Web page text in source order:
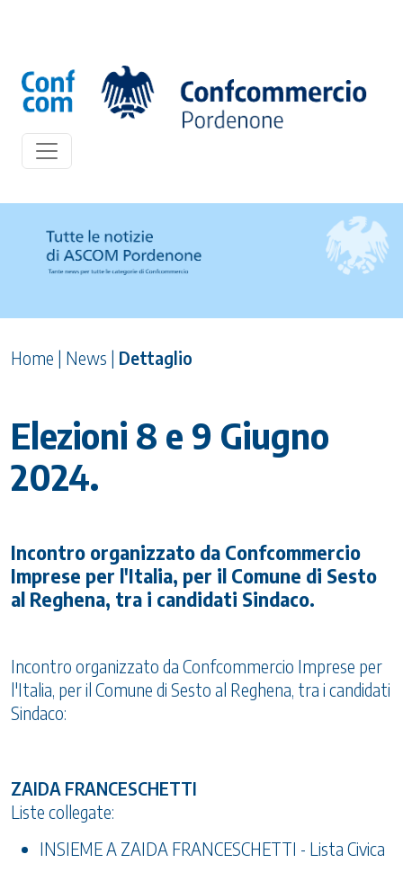
Home | News | Dettaglio
Elezioni 8 e 9 Giugno
2024.
Incontro organizzato da Confcommercio
Imprese per l'Italia, per il Comune di Sesto
al Reghena, tra i candidati Sindaco.
Incontro organizzato da Confcommercio Imprese per
l'Italia, per il Comune di Sesto al Reghena, tra i candidati
Sindaco:
ZAIDA FRANCESCHETTI
Liste collegate:
INSIEME A ZAIDA FRANCESCHETTI - Lista Civica